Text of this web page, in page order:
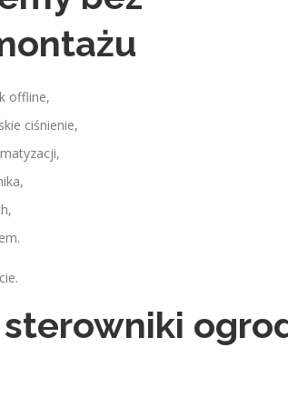
offline,
ciśnienie,